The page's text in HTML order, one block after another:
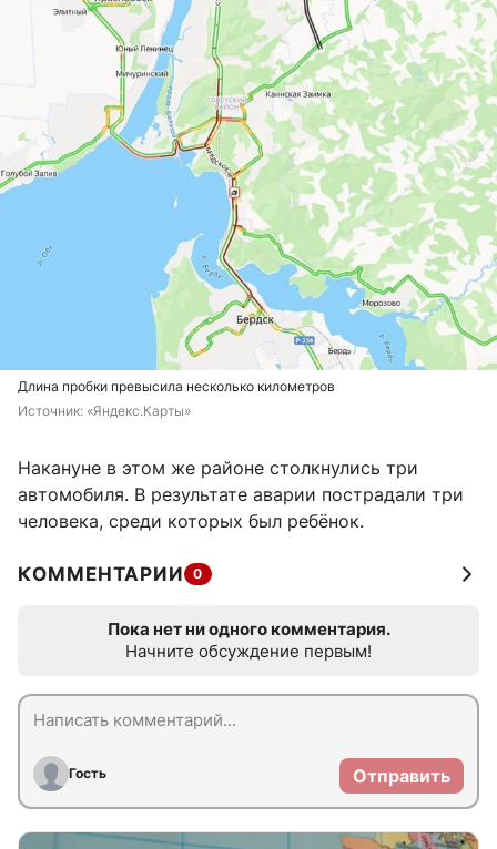
Длина пробки превысила несколько километров
Источник: «Яндекс.Карты»
Накануне в этом же районе столкнулись три
автомобиля. В результате аварии пострадали три
человека, среди которых был ребёнок.
КОММЕНТАРИИ 0
Пока нет ни одного комментария.
Начните обсуждение первым!
Гость Отправить